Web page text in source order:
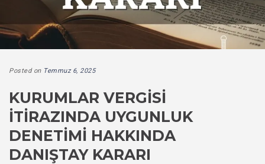
Posted on Temmuz 6, 2025
KURUMLAR VERGISI
İTIRAZINDA UYGUNLUK
DENETIMI HAKKINDA
DANIŞTAY KARARI